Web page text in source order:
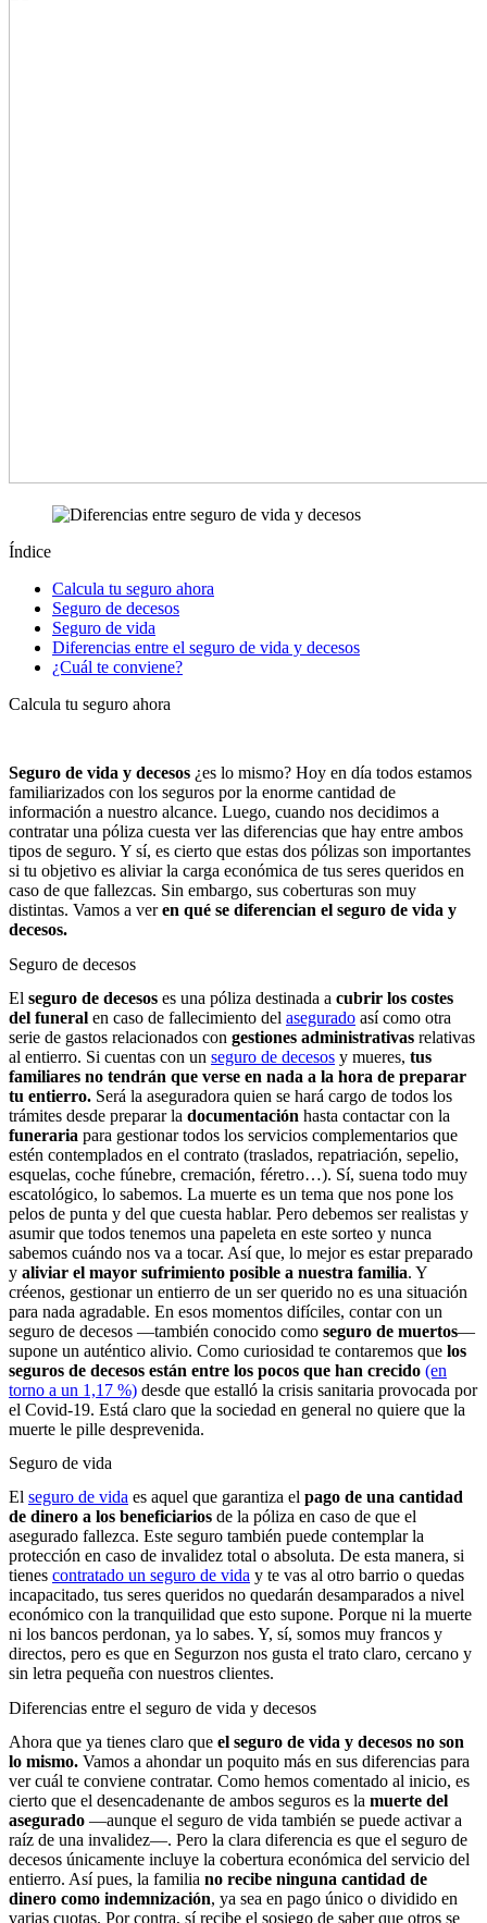
Índice
Calcula tu seguro ahora
Seguro de decesos
Seguro de vida
Diferencias entre el seguro de vida y decesos
¿Cuál te conviene?
Calcula tu seguro ahora
Seguro de vida y decesos ¿es lo mismo? Hoy en día todos estamos
familiarizados con los seguros por la enorme cantidad de
información a nuestro alcance. Luego, cuando nos decidimos a
contratar una póliza cuesta ver las diferencias que hay entre ambos
tipos de seguro. Y sí, es cierto que estas dos pólizas son importantes
si tu objetivo es aliviar la carga económica de tus seres queridos en
caso de que fallezcas. Sin embargo, sus coberturas son muy
distintas. Vamos a veren qué se diferencian el seguro de vida y
decesos.
Seguro de decesos
El seguro de decesos es una póliza destinada a cubrir los costes
del funeral en caso de fallecimiento del asegurado así como otra
serie de gastos relacionados con gestiones administrativas relativas
al entierro. Si cuentas con un seguro de decesos y mueres, tus
familiares no tendrán que verse en nada a la hora de preparar
tu entierro. Será la aseguradora quien se hará cargo de todos los
trámites desde preparar la documentación hasta contactar con la
funeraria para gestionar todos los servicios complementarios que
estén contemplados en el contrato (traslados, repatriación, sepelio,
esquelas, coche fúnebre, cremación, féretro…). Sí, suena todo muy
escatológico, lo sabemos. La muerte es un tema que nos pone los
pelos de punta y del que cuesta hablar. Pero debemos ser realistas y
asumir que todos tenemos una papeleta en este sorteo y nunca
sabemos cuándo nos va a tocar. Así que, lo mejor es estar preparado
y aliviar el mayor sufrimiento posible a nuestra familia. Y
créenos, gestionar un entierro de un ser querido no es una situación
para nada agradable. En esos momentos difíciles, contar con un
seguro de decesos —también conocido como seguro de muertos—
supone un auténtico alivio. Como curiosidad te contaremos que los
seguros de decesos están entre los pocos que han crecido (en
torno a un 1,17 %) desde que estalló la crisis sanitaria provocada por
el Covid-19. Está claro que la sociedad en general no quiere que la
muerte le pille desprevenida.
Seguro de vida
El seguro de vida es aquel que garantiza el pago de una cantidad
de dinero a los beneficiarios de la póliza en caso de que el
asegurado fallezca. Este seguro también puede contemplar la
protección en caso de invalidez total o absoluta. De esta manera, si
tienes contratado un seguro de vida y te vas al otro barrio o quedas
incapacitado, tus seres queridos no quedarán desamparados a nivel
económico con la tranquilidad que esto supone. Porque ni la muerte
ni los bancos perdonan, ya lo sabes. Y, sí, somos muy francos y
directos, pero es que en Segurzon nos gusta el trato claro, cercano y
sin letra pequeña con nuestros clientes.
Diferencias entre el seguro de vida y decesos
Ahora que ya tienes claro que el seguro de vida y decesos no son
lo mismo. Vamos a ahondar un poquito más en sus diferencias para
ver cuál te conviene contratar. Como hemos comentado al inicio, es
cierto que el desencadenante de ambos seguros es la muerte del
asegurado —aunque el seguro de vida también se puede activar a
raíz de una invalidez—. Pero la clara diferencia es que el seguro de
decesos únicamente incluye la cobertura económica del servicio del
entierro. Así pues, la familia no recibe ninguna cantidad de
dinero como indemnización, ya sea en pago único o dividido en
varias cuotas. Por contra, sí recibe el sosiego de saber que otros se